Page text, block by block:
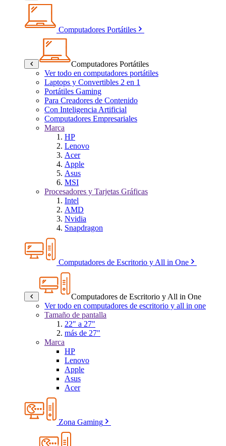
Computadores Portátiles
Computadores Portátiles
Ver todo en computadores portátiles
Laptops y Convertibles 2 en 1
Portátiles Gaming
Para Creadores de Contenido
Con Inteligencia Artificial
Computadores Empresariales
Marca
HP
Lenovo
Acer
Apple
Asus
MSI
Procesadores y Tarjetas Gráficas
Intel
AMD
Nvidia
Snapdragon
Computadores de Escritorio y All in One
Computadores de Escritorio y All in One
Ver todo en computadores de escritorio y all in one
Tamaño de pantalla
22" a 27"
más de 27"
Marca
HP
Lenovo
Apple
Asus
Acer
Zona Gaming